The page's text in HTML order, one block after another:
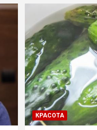
КРАСОТА